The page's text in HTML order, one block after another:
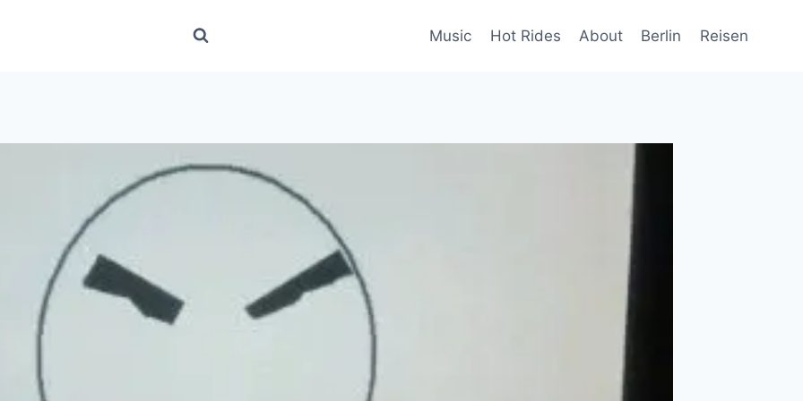
Music Hot Rides About Berlin Reisen